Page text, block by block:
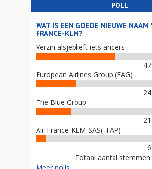
POLL
WAT IS EEN GOEDE NIEUWE NAAM
FRANCE-KLM?
Verzin alsjeblieft iets anders
European Airlines Group (EAG)
The Blue Group
Air-France-KLM-SAS(-TAP)
Totaal aantal
Meer polls